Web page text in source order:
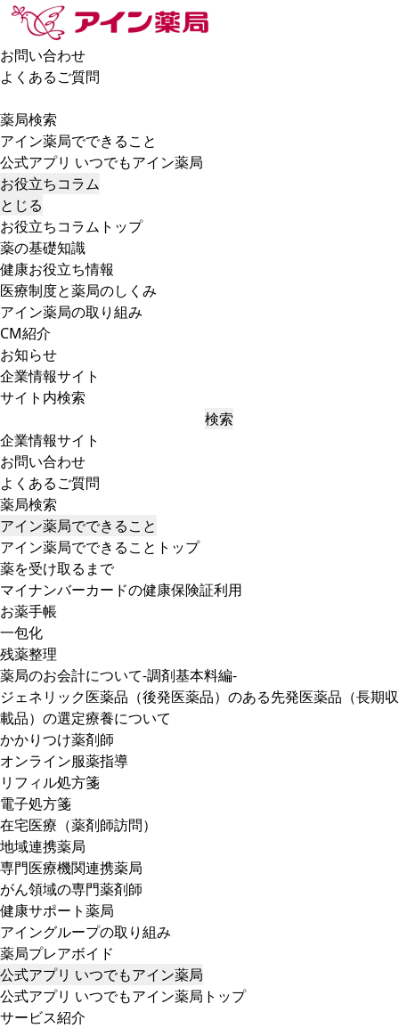
お問い合わせ
よくあるご質問
薬局検索
アイン薬局でできること
公式アプリ いつでもアイン薬局
お役立ちコラム
とじる
お役立ちコラムトップ
薬の基礎知識
健康お役立ち情報
医療制度と薬局のしくみ
アイン薬局の取り組み
CM紹介
お知らせ
企業情報サイト
サイト内検索
検索
企業情報サイト
お問い合わせ
よくあるご質問
薬局検索
アイン薬局でできること
アイン薬局でできることトップ
薬を受け取るまで
マイナンバーカードの健康保険証利用
お薬手帳
一包化
残薬整理
薬局のお会計について-調剤基本料編-
ジェネリック医薬品（後発医薬品）のある先発医薬品（長期収
載品）の選定療養について
かかりつけ薬剤師
オンライン服薬指導
リフィル処方箋
電子処方箋
在宅医療（薬剤師訪問）
地域連携薬局
専門医療機関連携薬局
がん領域の専門薬剤師
健康サポート薬局
アイングループの取り組み
薬局プレアボイド
公式アプリ いつでもアイン薬局
公式アプリ いつでもアイン薬局トップ
サービス紹介